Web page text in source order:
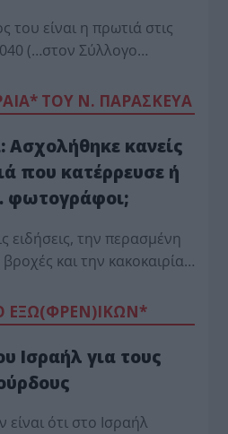
του είναι η πρωτιά στις
(…στον Σύλλογο…
ΤΟΥ Ν. ΠΑΡΑΣΚΕΥΑ
Ασχολήθηκε κανείς
που κατέρρευσε ή
φωτογράφοι;
ειδήσεις, την περασμένη
και την κακοκαιρία…
ΕΞΩ(ΦΡΕΝ)ΙΚΩΝ*
Ισραήλ για τους
είναι ότι στο Ισραήλ